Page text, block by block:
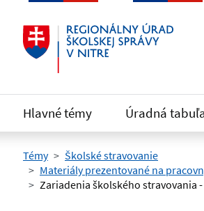
Hlavné témy Úradná
Témy
Školské stravovanie
Materiály prezentované na
Zariadenia školského stravovania